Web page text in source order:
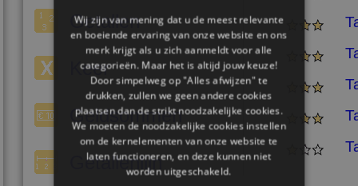
Getallen
Keer
Geldsommen
Getallenlijn
Wij zijn van mening dat u de meest relevante
en boeiende ervaring van onze website en ons
merk krijgt als u zich aanmeldt voor alle
categorieën. Maar het is altijd jouw keuze!
Door simpelweg op "Alles afwijzen" te
drukken, zullen we geen andere cookies
plaatsen dan de strikt noodzakelijke cookies.
We moeten de noodzakelijke cookies instellen
om de kernelementen van onze website te
laten functioneren, en deze kunnen niet
worden uitgeschakeld.